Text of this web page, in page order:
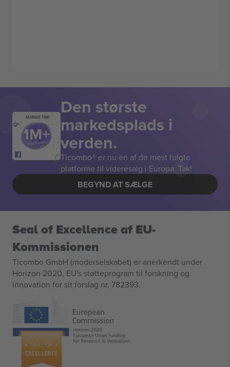
MANGE TAK! Den største
markedsplads i
verden.
Ticombo® er nu en af de mest fulgte
platforme til videresalg i Europa. Tak!
BEGYND AT SÆLGE
Seal of Excellence af EU-
Kommissionen
Ticombo GmbH (moderselskabet) er anerkendt under
Horizon 2020, EU's støtteprogram til forskning og
innovation for sit forslag nr. 782393.